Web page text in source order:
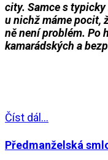
city. Samce s
u nichž máme pocit,
ně není problém. Po
kamarádských a
Číst dál...
Předmanželská